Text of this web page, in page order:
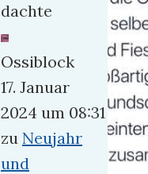
dachte
Ossiblock
17. Januar
2024 um 08:31
zu Neujahr
und